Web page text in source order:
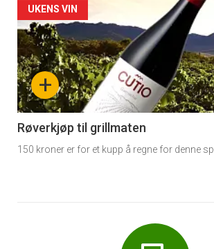
Forsiden
akkurat
nå
-
6
+
UKENS VIN
Røverkjøp til grillmaten
150 kroner er for et kupp å regne for denne